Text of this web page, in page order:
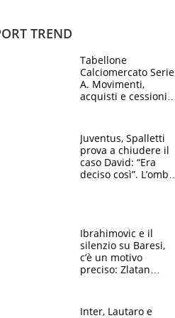
TREND
Tabellone
Calciomercato Serie
A. Movimenti,
acquisti e cessioni:
Juventus, Spalletti
prova a chiudere il
caso David: “Era
deciso così”. L’ombra
Ibrahimovic e il
silenzio su Baresi,
c’è un motivo
preciso: Zlatan
e dalla morte di
Inter, Lautaro e